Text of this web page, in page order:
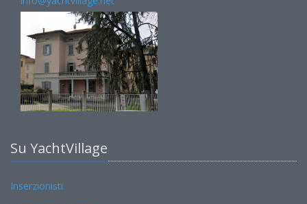
Su YachtVillage
Inserzionisti